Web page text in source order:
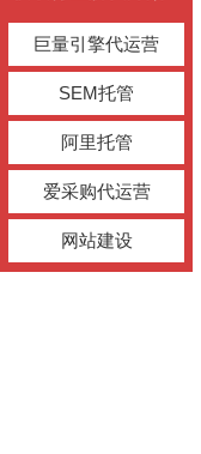
巨量引擎代运营
SEM托管
阿里托管
爱采购代运营
网站建设